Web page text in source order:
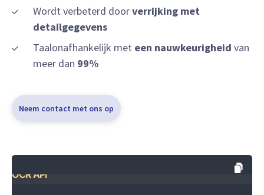
Wordt verbeterd doorverrijking met
detailgegevens
Taalonafhankelijk met een nauwkeurigheid van
meer dan 99%
Neem contact met ons op
OCR API